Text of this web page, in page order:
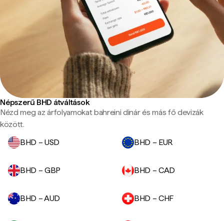
Népszerű BHD átváltások
Nézd meg az árfolyamokat bahreini dinár és más fő devizák
között.
BHD – USD
BHD – EUR
BHD – GBP BHD – CAD
BHD – AUD BHD – CHF